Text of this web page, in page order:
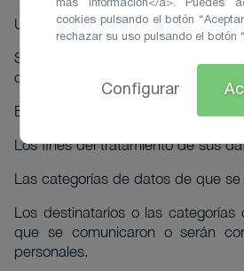
Usted tiene derecho a conocer:
Si estamos tratando o no
conciernen.
El origen de sus datos, si no nos
Los fines del tratamiento de sus
Las categorías de datos de que se
Los destinatarios o las categorías
que se comunicaron o serán
personales.
más información</a>. Puedes
cookies pulsando el botón
rechazar su uso pulsando el botón
Configurar